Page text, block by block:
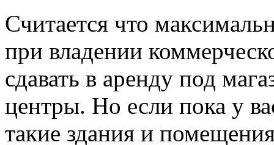
Считается что
при владении
сдавать в аренду под
центры. Но если пока у
такие здания и